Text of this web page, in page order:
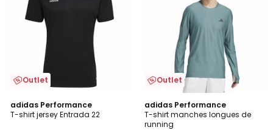
Outlet
adidas Performance
T-shirt jersey Entrada 22
4,7
/ 5
Outlet
adidas Performance
T-shirt manches longues de
running
4,7
/ 5